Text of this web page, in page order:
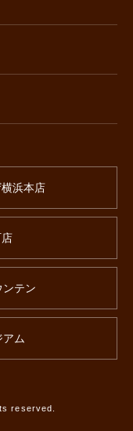
浜本店
ンテン
アム
reserved.